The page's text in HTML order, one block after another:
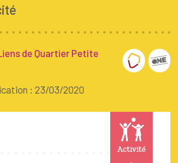
de Quartier Petite
: 23/03/2020
Activité